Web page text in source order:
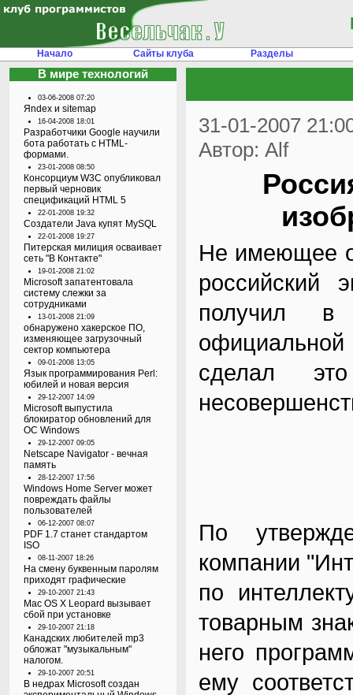
Начало Сайты клуба Разделы
В мире технологий
03-06-2008 07:20
Яndex и sitemap
16-04-2008 18:01
Разработчики Google научили
бота работать с HTML-
формами.
23-01-2008 08:50
Консорциум W3C опубликовал
первый черновик
спецификаций HTML 5
22-01-2008 19:32
Создатели Java купят MySQL
22-01-2008 19:27
Питерская милиция осваивает
сеть "В Контакте"
19-01-2008 21:02
Microsoft запатентовала
систему слежки за
сотрудниками
13-01-2008 21:09
обнаружено хакерское ПО,
изменяющее загрузочный
сектор компьютера
09-01-2008 13:05
Язык программирования Perl:
юбилей и новая версия
29-12-2007 14:09
Microsoft выпустила
блокиратор обновлений для
ОС Windows
29-12-2007 09:05
Netscape Navigator - вечная
память
28-12-2007 17:56
Windows Home Server может
повреждать файлы
пользователей
06-12-2007 08:07
PDF 1.7 станет стандартом
ISO
08-11-2007 18:26
На смену буквенным паролям
приходят графические
29-10-2007 21:43
Mac OS X Leopard вызывает
сбой при установке
29-10-2007 21:18
Канадских любителей mp3
обложат "музыкальным"
налогом.
29-10-2007 20:51
В недрах Microsoft создан
31-01-2007
Автор: Alf
Не имеющее
российский
получил в
сделал
По
компании
по
товарным
него
ему